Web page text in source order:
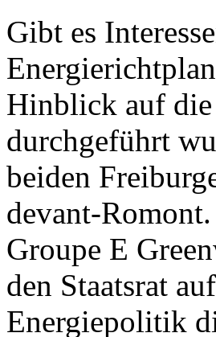
Gibt es
Hinblick auf
durchgeführt
beiden
devant-
Groupe E
den Staatsrat
Energiepolitik